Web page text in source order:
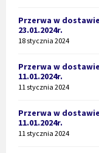
Przerwa w dostawie
23.01.2024r.
18 stycznia 2024
Przerwa w dostawie
11.01.2024r.
11 stycznia 2024
Przerwa w dostawie
11.01.2024r.
11 stycznia 2024